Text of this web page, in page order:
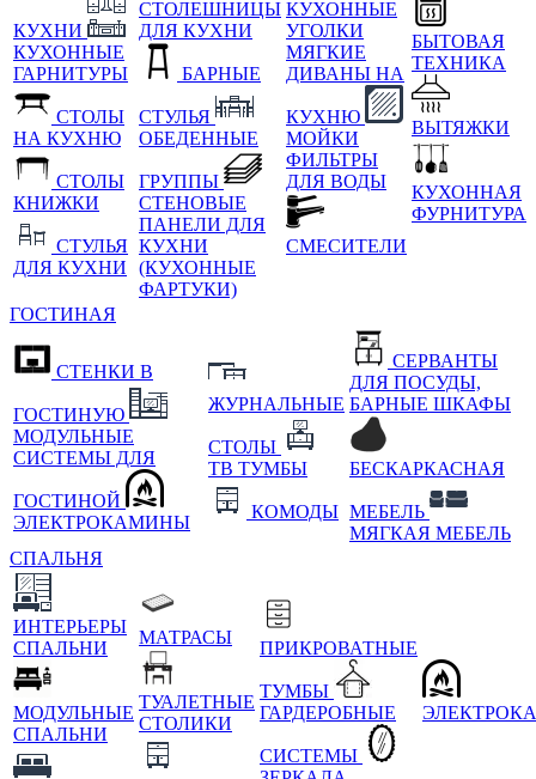
КУХНИ
КУХОННЫЕ
ГАРНИТУРЫ
СТОЛЫ
НА КУХНЮ
СТОЛЫ
КНИЖКИ
СТУЛЬЯ
ДЛЯ КУХНИ
СТОЛЕШНИЦЫ
ДЛЯ КУХНИ
БАРНЫЕ
СТУЛЬЯ
ОБЕДЕННЫЕ
ГРУППЫ
СТЕНОВЫЕ
ПАНЕЛИ ДЛЯ
КУХНИ
(КУХОННЫЕ
ФАРТУКИ)
КУХОННЫЕ
УГОЛКИ
МЯГКИЕ
ДИВАНЫ НА
КУХНЮ
МОЙКИ
ФИЛЬТРЫ
ДЛЯ ВОДЫ
СМЕСИТЕЛИ
БЫТОВАЯ
ТЕХНИКА
ВЫТЯЖКИ
КУХОННАЯ
ФУРНИТУРА
ГОСТИНАЯ
СТЕНКИ В
ГОСТИНУЮ
МОДУЛЬНЫЕ
СИСТЕМЫ ДЛЯ
ГОСТИНОЙ
ЭЛЕКТРОКАМИНЫ
ЖУРНАЛЬНЫЕ
СТОЛЫ
ТВ ТУМБЫ
КОМОДЫ
СЕРВАНТЫ
ДЛЯ ПОСУДЫ,
БАРНЫЕ ШКАФЫ
БЕСКАРКАСНАЯ
МЕБЕЛЬ
МЯГКАЯ МЕБЕЛЬ
СПАЛЬНЯ
ИНТЕРЬЕРЫ
СПАЛЬНИ
МОДУЛЬНЫЕ
СПАЛЬНИ
МАТРАСЫ
ТУАЛЕТНЫЕ
СТОЛИКИ
ПРИКРОВАТНЫЕ
ТУМБЫ
ГАРДЕРОБНЫЕ
СИСТЕМЫ